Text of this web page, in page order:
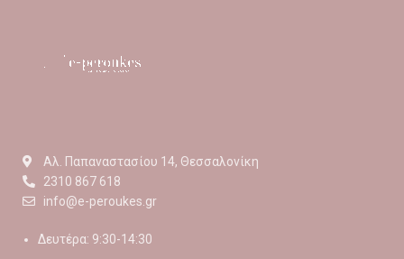
Αλ. Παπαναστασίου 14, Θεσσαλονίκη
2310 867 618
info@e-peroukes.gr
Δευτέρα: 9:30-14:30